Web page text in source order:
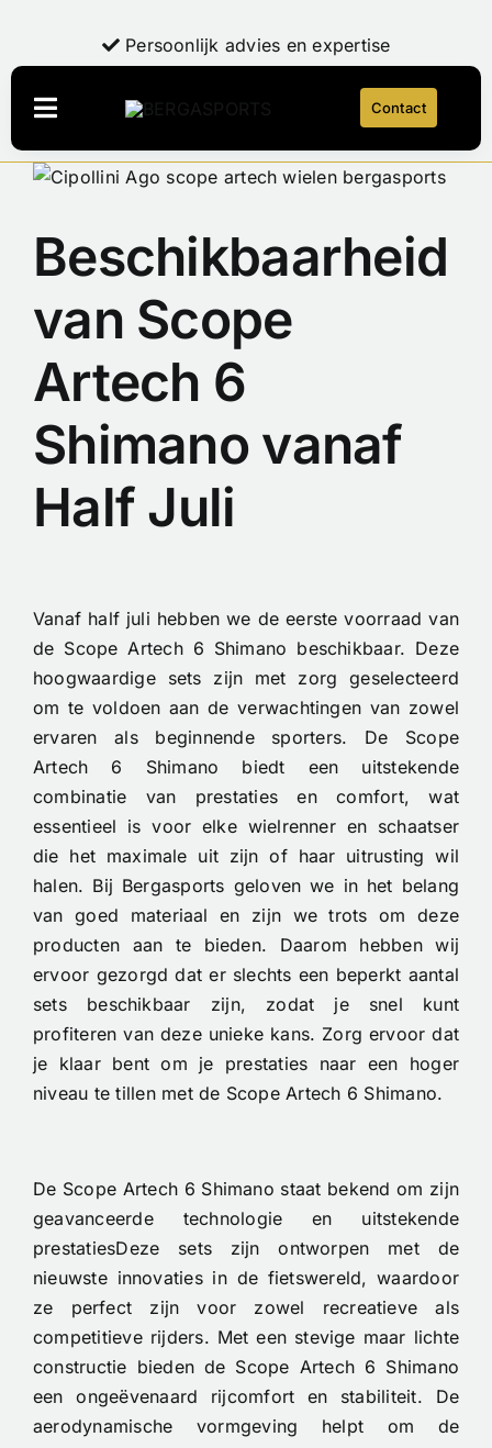
inhoud
Navigatie
Toggelen
Over Bergasports
Onderhoud & Reparatie
Account
Contact
Contact
Persoonlijk advies en expertise
Bekijk
afbeelding
Beschikbaarheid
van Scope
Artech 6
Shimano vanaf
Half Juli
Vanaf half juli hebben we de eerste voorraad van
de Scope Artech 6 Shimano beschikbaar. Deze
hoogwaardige sets zijn met zorg geselecteerd
om te voldoen aan de verwachtingen van zowel
ervaren als beginnende sporters. De Scope
Artech 6 Shimano biedt een uitstekende
combinatie van prestaties en comfort, wat
essentieel is voor elke wielrenner en schaatser
die het maximale uit zijn of haar uitrusting wil
halen. Bij Bergasports geloven we in het belang
van goed materiaal en zijn we trots om deze
producten aan te bieden. Daarom hebben wij
ervoor gezorgd dat er slechts een beperkt aantal
sets beschikbaar zijn, zodat je snel kunt
profiteren van deze unieke kans. Zorg ervoor dat
je klaar bent om je prestaties naar een hoger
niveau te tillen met de Scope Artech 6 Shimano.
De Scope Artech 6 Shimano staat bekend om zijn
geavanceerde technologie en uitstekende
prestatiesDeze sets zijn ontworpen met de
nieuwste innovaties in de fietswereld, waardoor
ze perfect zijn voor zowel recreatieve als
competitieve rijders. Met een stevige maar lichte
constructie bieden de Scope Artech 6 Shimano
een ongeëvenaard rijcomfort en stabiliteit. De
aerodynamische vormgeving helpt om de